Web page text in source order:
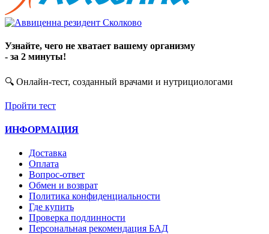
Узнайте, чего не хватает вашему организму
- за 2 минуты!
🔍 Онлайн-тест, созданный врачами и нутрициологами
Пройти тест
ИНФОРМАЦИЯ
Доставка
Оплата
Вопрос-ответ
Обмен и возврат
Политика конфиденциальности
Где купить
Проверка подлинности
Персональная рекомендация БАД